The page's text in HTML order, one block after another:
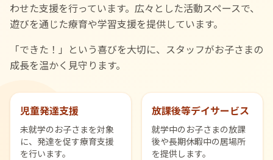
わせた支援を行っています。広々とした活動スペースで、
遊びを通じた療育や学習支援を提供しています。
「できた！」という喜びを大切に、スタッフがお子さまの
成長を温かく見守ります。
児童発達支援
未就学のお子さまを対象
に、発達を促す療育支援
を行います。
放課後等デイサービス
就学中のお子さまの放課
後や長期休暇中の居場所
を提供します。